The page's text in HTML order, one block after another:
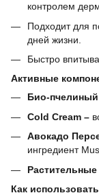
контролем
Подходит для
дней жизни.
Быстро
Активные
Био-пчелиный
Cold Cream –
Авокадо
ингредиент
Как